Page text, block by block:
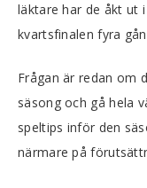
läktare har de åkt ut
kvartsfinalen fyra
Frågan är redan om
säsong och gå hela
speltips inför den
närmare på